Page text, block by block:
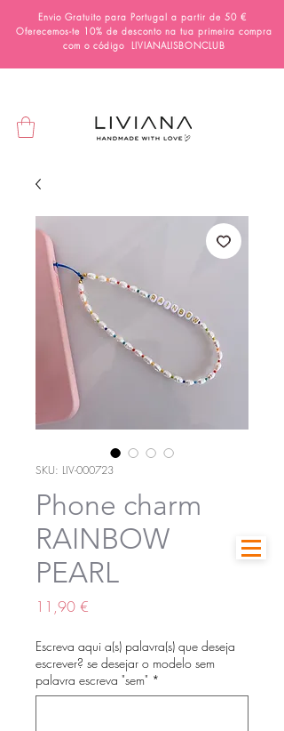
Envio Gratuito para Portugal a partir de 50 €
Oferecemos-te 10% de desconto na tua primeira compra
com o código
LIVIANALISBONCLUB
SKU: LIV-000723
Phone charm
RAINBOW
PEARL
11,90 €
Escreva aqui a(s) palavra(s) que deseja
escrever? se desejar o modelo sem
palavra escreva "sem" *